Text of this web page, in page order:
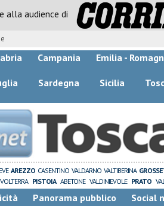
alla audience di
Campania Emilia -
Sardegna Sicilia
AREZZO CASENTINO VALDARNO VALTIBERINA
VOLTERRA PISTOIA ABETONE VALDINIEVOLE PRATO
Panorama pubblico Social